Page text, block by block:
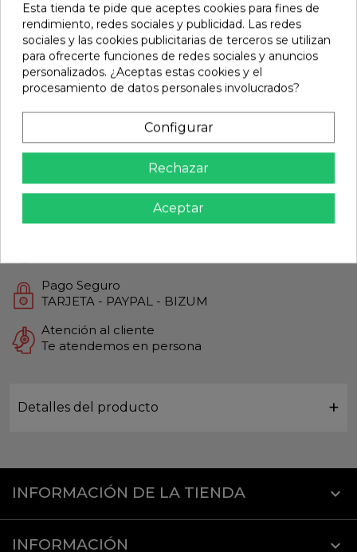
Marca: Hudy Ref: 106263
25,16 €
Añadir
share Compartir
Calidad Garantizada
Productos de Máxima calidad
Pago Seguro
TARJETA - PAYPAL - BIZUM
Atención al cliente
Te atendemos en persona
Detalles del producto
INFORMACIÓN DE LA TIENDA keyboard_arrow_down
INFORMACIÓN 
Esta tienda te pide que aceptes cookies para fines de
rendimiento, redes sociales y publicidad. Las redes
sociales y las cookies publicitarias de terceros se utilizan
para ofrecerte funciones de redes sociales y anuncios
personalizados. ¿Aceptas estas cookies y el
procesamiento de datos personales involucrados?
Configurar
Rechazar
Aceptar